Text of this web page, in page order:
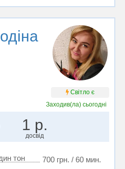
Світло є
Заходив(ла)сьогодні
1 р.
досвід
тон
700 грн. / 60 мин.